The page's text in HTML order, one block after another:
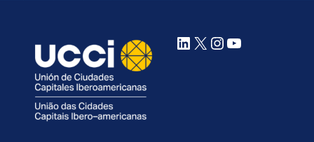
LinkedIn
X Instagram
YouTube